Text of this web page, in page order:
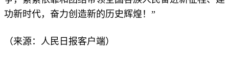
功新时代，奋力创造新的历史辉煌！”
（来源：人民日报客户端）